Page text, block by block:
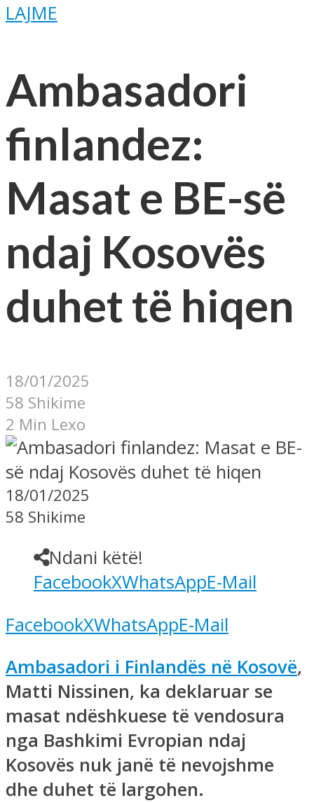
LAJME
Ambasadori
finlandez:
Masat e BE-së
ndaj Kosovës
duhet të hiqen
18/01/2025
58 Shikime
2 Min Lexo
18/01/2025
58 Shikime
Ndani këtë!
FacebookXWhatsAppE-Mail
FacebookXWhatsAppE-Mail
Ambasadori i Finlandës në Kosovë,
Matti Nissinen, ka deklaruar se
masat ndëshkuese të vendosura
nga Bashkimi Evropian ndaj
Kosovës nuk janë të nevojshme
dhe duhet të largohen.